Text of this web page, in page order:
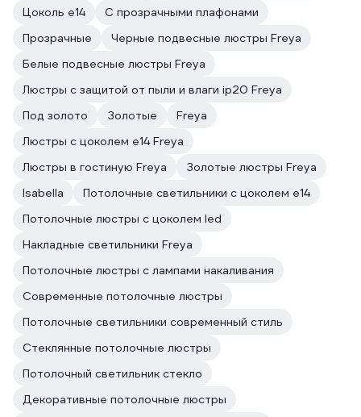
Цоколь e14
С прозрачными плафонами
Прозрачные
Черные подвесные люстры Freya
Белые подвесные люстры Freya
Люстры с защитой от пыли и влаги ip20 Freya
Под золото
Золотые
Freya
Люстры с цоколем e14 Freya
Люстры в гостиную Freya
Золотые люстры Freya
Isabella
Потолочные светильники с цоколем e14
Потолочные люстры с цоколем led
Накладные светильники Freya
Потолочные люстры с лампами накаливания
Современные потолочные люстры
Потолочные светильники современный стиль
Стеклянные потолочные люстры
Потолочный светильник стекло
Декоративные потолочные люстры